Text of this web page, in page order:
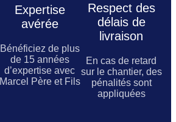
Expertise
avérée
Bénéficiez de plus
de 15 années
d’expertise avec
Marcel Père et Fils
Respect des
délais de
livraison
En cas de retard
sur le chantier, des
pénalités sont
appliquées